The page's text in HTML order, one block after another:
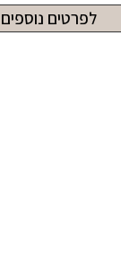
לפרטים נוספים